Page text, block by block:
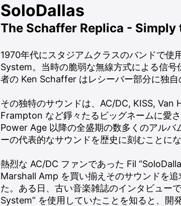
SoloDallas
The Schaffer Replica -
1970年代にスタジアムクラスのバンドで
System。当時の脆弱な無線方式による信
者の Ken Schaffer はレシーバー部分に独自
その独特のサウンドは、AC/DC, KISS,
Frampton など錚々たるビッグネームに愛
Power Age 以降の全盛期の数多くのアルバ
ーの代表的なサウンドを歴史に刻むことにな
熱烈な AC/DC ファンであった Fil
Marshall Amp を買い揃えそのサウンドを
た。ある日、古い音楽雑誌のインタビュ
System” を使用していたことを知ると、